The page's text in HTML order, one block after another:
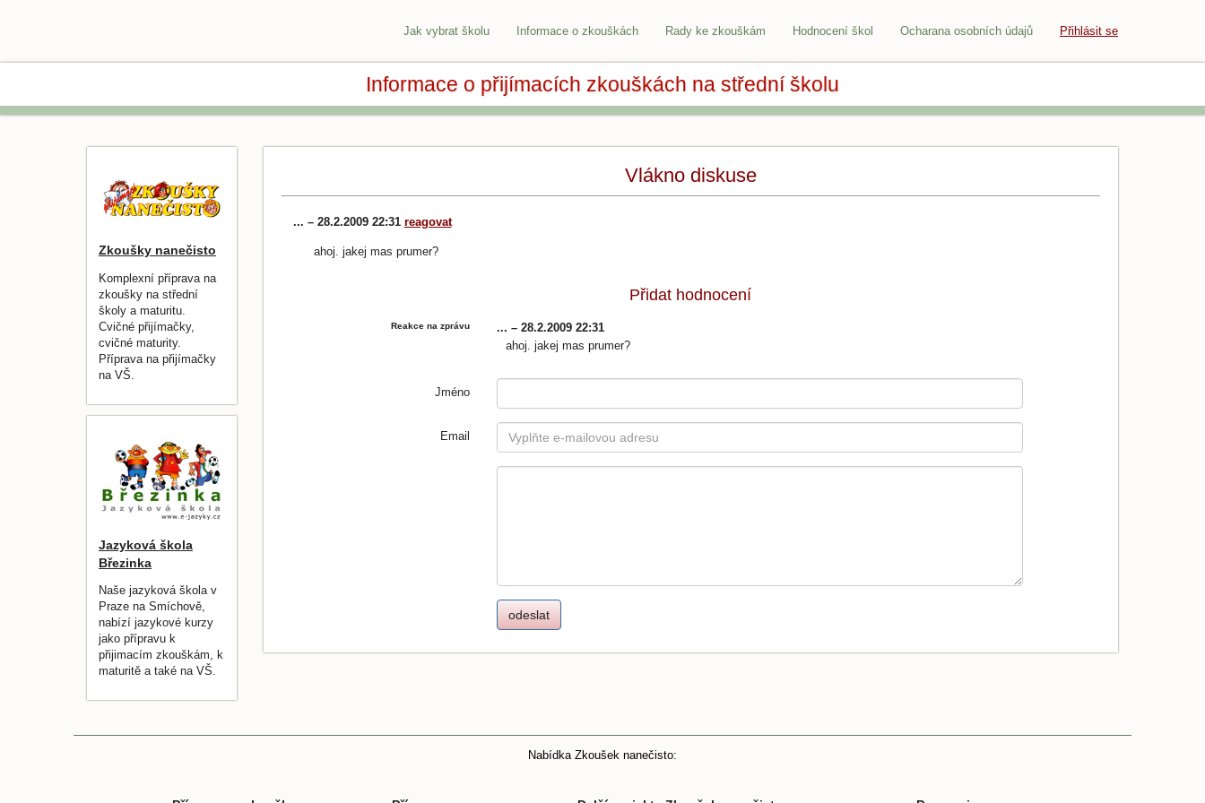
Přihlásit se
Jak vybrat školu Informace o zkouškách Rady ke zkouškám Hodnocení škol Ocharana osobních údajů
Informace o přijímacích zkouškách na střední školu
Zkoušky nanečisto
Komplexní příprava na
zkoušky na střední
školy a maturitu.
Cvičné přijímačky,
cvičné maturity.
Příprava na přijímačky
na VŠ.
Jazyková škola
Březinka
Naše jazyková škola v
Praze na Smíchově,
nabízí jazykové kurzy
jako přípravu k
přijimacím zkouškám, k
maturitě a také na VŠ.
Vlákno diskuse
... – 28.2.2009 22:31 reagovat
ahoj. jakej mas prumer?
Přidat hodnocení
Reakce na zprávu
... – 28.2.2009 22:31
ahoj. jakej mas prumer?
Jméno
Email
Nabídka Zkoušek nanečisto: